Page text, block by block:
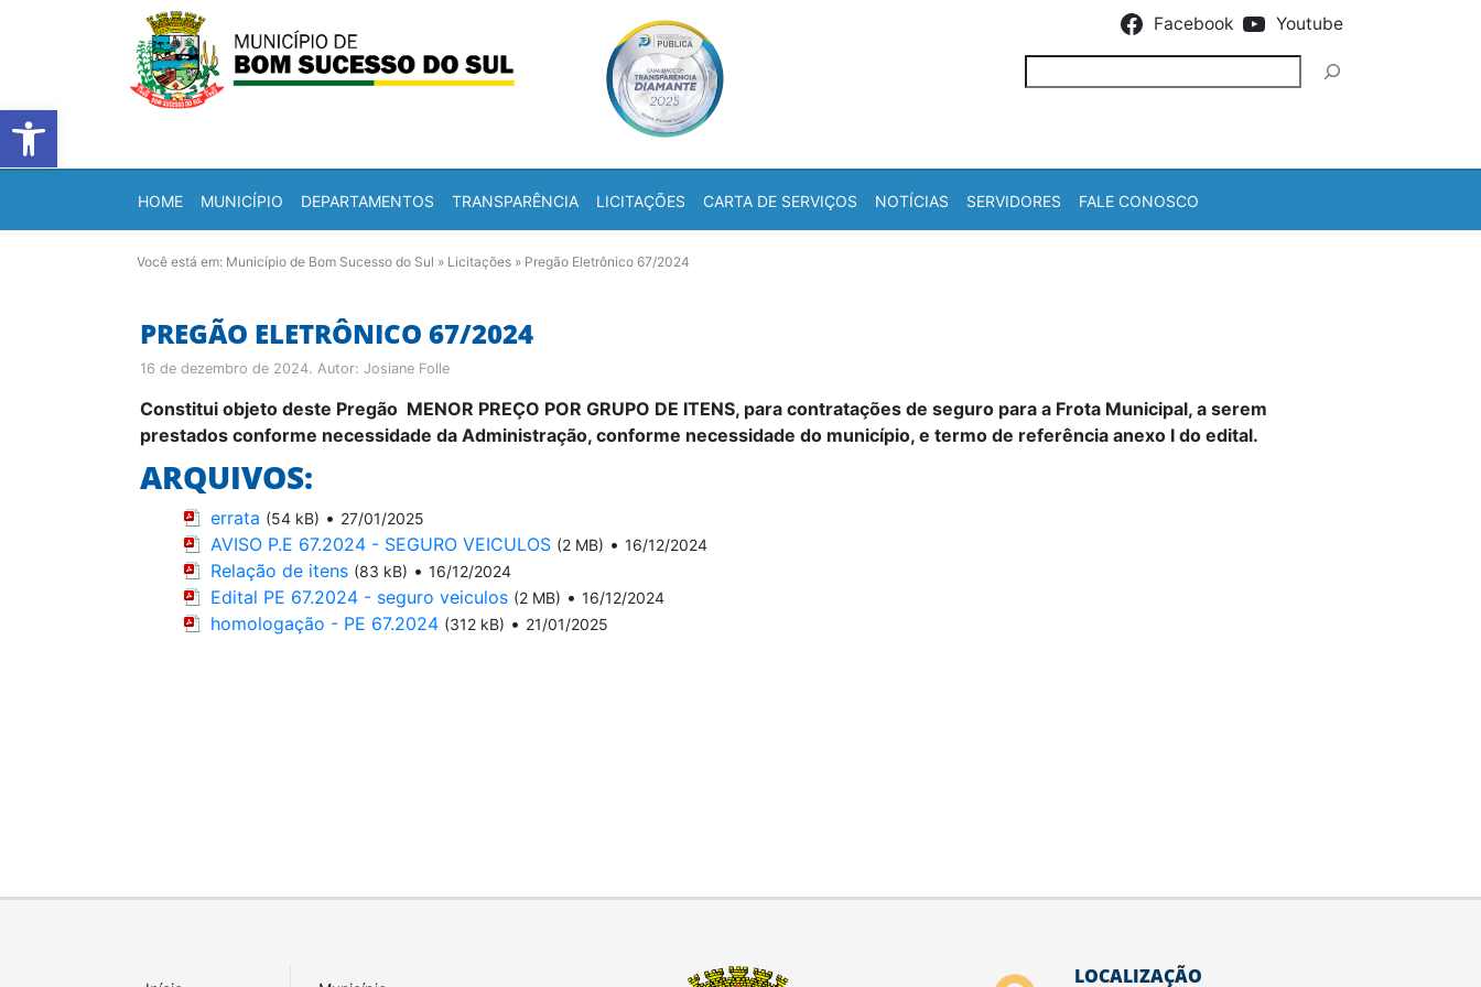
Barra de Ferramentas Aberta
Facebook Youtube
HOME MUNICÍPIO DEPARTAMENTOS TRANSPARÊNCIA LICITAÇÕES CARTA DE SERVIÇOS NOTÍCIAS SERVIDORES FALE CONOSCO
Você está em: Município de Bom Sucesso do Sul » Licitações » Pregão Eletrônico 67/2024
PREGÃO ELETRÔNICO 67/2024
16 de dezembro de 2024. Autor: Josiane Folle
Constitui objeto deste Pregão MENOR PREÇO POR GRUPO DE ITENS, para contratações de seguro para a Frota Municipal, a serem
prestados conforme necessidade da Administração, conforme necessidade do município, e termo de referência anexo I do edital.
ARQUIVOS:
errata (54 kB) • 27/01/2025
AVISO P.E 67.2024 - SEGURO VEICULOS (2 MB) • 16/12/2024
Relação de itens (83 kB) • 16/12/2024
Edital PE 67.2024 - seguro veiculos (2 MB) • 16/12/2024
homologação - PE 67.2024 (312 kB) • 21/01/2025
LOCALIZAÇÃO